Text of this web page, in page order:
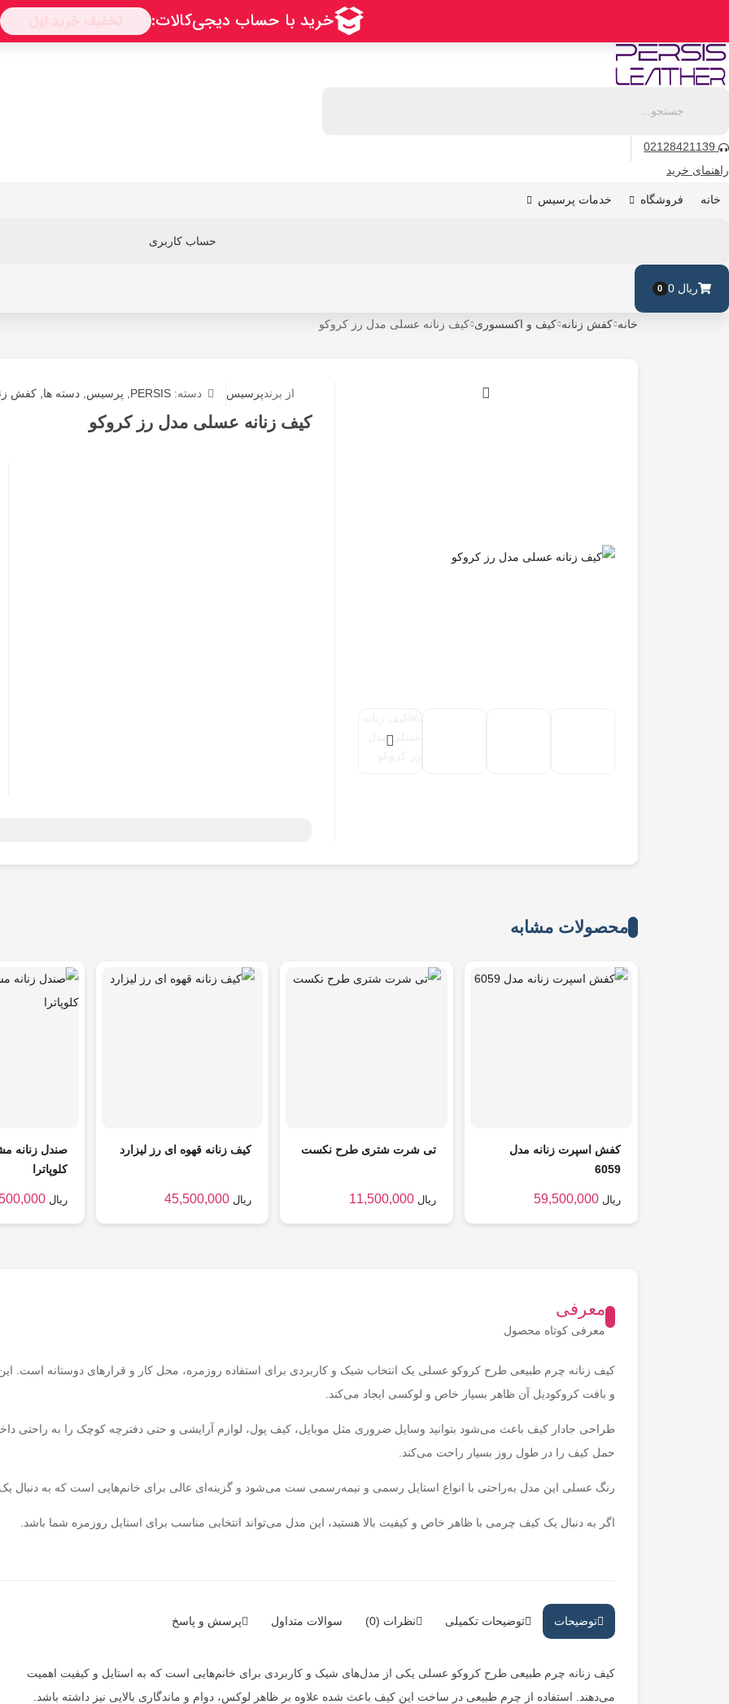
برو
به
02128421139
راهنمای خرید
خانه فروشگاه خدمات پرسیس
حساب کاربری
0 ریال 0
خانه کفش زنانه کیف و اکسسوری کیف زنانه عسلی مدل رز کروکو
از برندپرسیس دسته: PERSIS پرسیس ,دسته ها ,کفش
کیف زنانه عسلی مدل رز کروکو
محصولات مشابه
کفش اسپرت زنانه مدل
6059
59,500,000 ریال
تی شرت شتری طرح نکست
11,500,000 ریال
کیف زنانه قهوه ای رز لیزارد
45,500,000 ریال
صندل زنانه
کلوپاترا
ریال
معرفی
معرفی کوتاه محصول
کیف زنانه چرم طبیعی طرح کروکو عسلی یک انتخاب شیک و کاربردی برای استفاده روزمره، محل کار و قرارهای دوستانه است.
و بافت کروکودیل آن ظاهر بسیار خاص و لوکسی ایجاد می‌کند.
طراحی جادار کیف باعث می‌شود بتوانید وسایل ضروری مثل موبایل، کیف پول، لوازم آرایشی و حتی دفترچه کوچک را به راحتی
حمل کیف را در طول روز بسیار راحت می‌کند.
رنگ عسلی این مدل به‌راحتی با انواع استایل رسمی و نیمه‌رسمی ست می‌شود و گزینه‌ای عالی برای خانم‌هایی است که به دنبال
اگر به دنبال یک کیف چرمی با ظاهر خاص و کیفیت بالا هستید، این مدل می‌تواند انتخابی مناسب برای استایل روزمره شما باشد.
توضیحات توضیحات تکمیلی نظرات (0) سوالات متداول پرسش و پاسخ
کیف زنانه چرم طبیعی طرح کروکو عسلی یکی از مدل‌های شیک و کاربردی برای خانم‌هایی است که به استایل و کیفیت اهمیت
می‌دهند. استفاده از چرم طبیعی در ساخت این کیف باعث شده علاوه بر ظاهر لوکس، دوام و ماندگاری بالایی نیز داشته باشد.